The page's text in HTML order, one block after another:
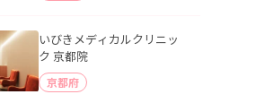
いびきメディカルクリニッ
ク 京都院
京都府